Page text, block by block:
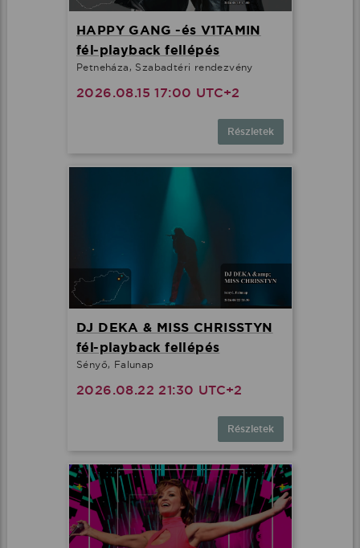
HAPPY GANG -és V1TAMIN
fél-playback fellépés
Petneháza, Szabadtéri rendezvény
2026.08.15 17:00 UTC+2
Részletek
DJ DEKA & MISS CHRISSTYN
fél-playback fellépés
Sényő, Falunap
2026.08.22 21:30 UTC+2
Részletek